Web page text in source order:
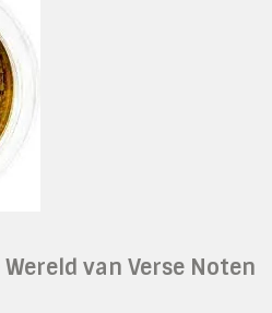
van Verse Noten